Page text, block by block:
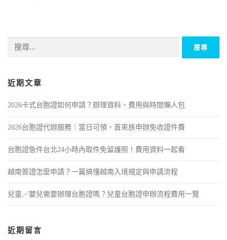
近期文章
2026卡式台胞證如何申請？辦理資料、費用與時間懶人包
2026台胞證代辦服務｜當日可領，首來族申辦免收證件費
台胞證急件台北24小時內取件免留護照！費用資料一起看
越南簽證怎麼申請？一篇搞懂越南入境規定與申請流程
兒童／嬰兒需要辦理台胞證嗎？兒童台胞證申辦流程費用一覽
近期留言